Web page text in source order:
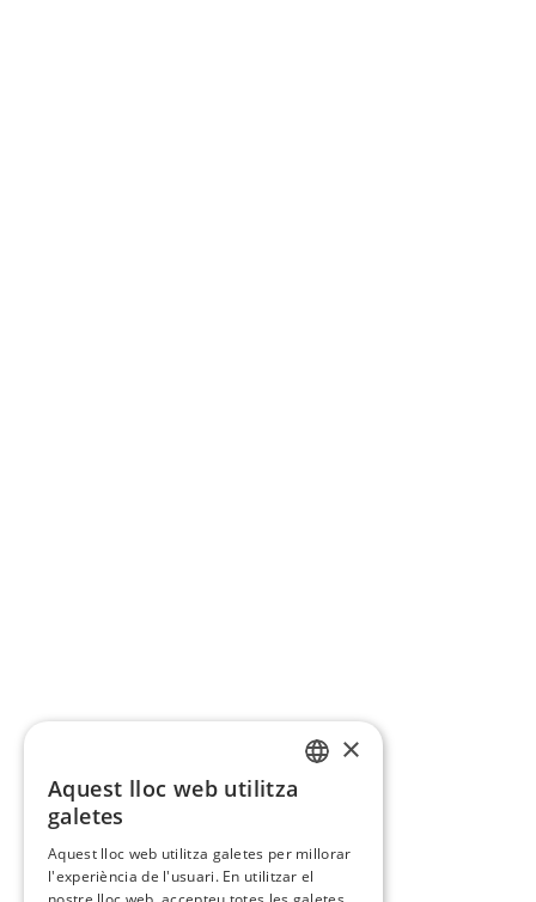
×
Aquest lloc web utilitza
galetes
Aquest lloc web utilitza galetes per millorar
l'experiència de l'usuari. En utilitzar el